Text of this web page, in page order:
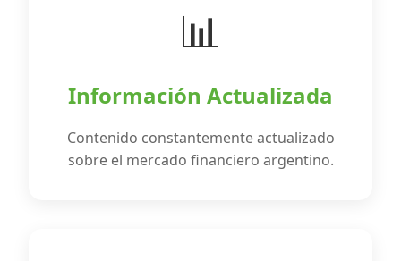
📊
Información Actualizada
Contenido constantemente actualizado
sobre el mercado financiero argentino.